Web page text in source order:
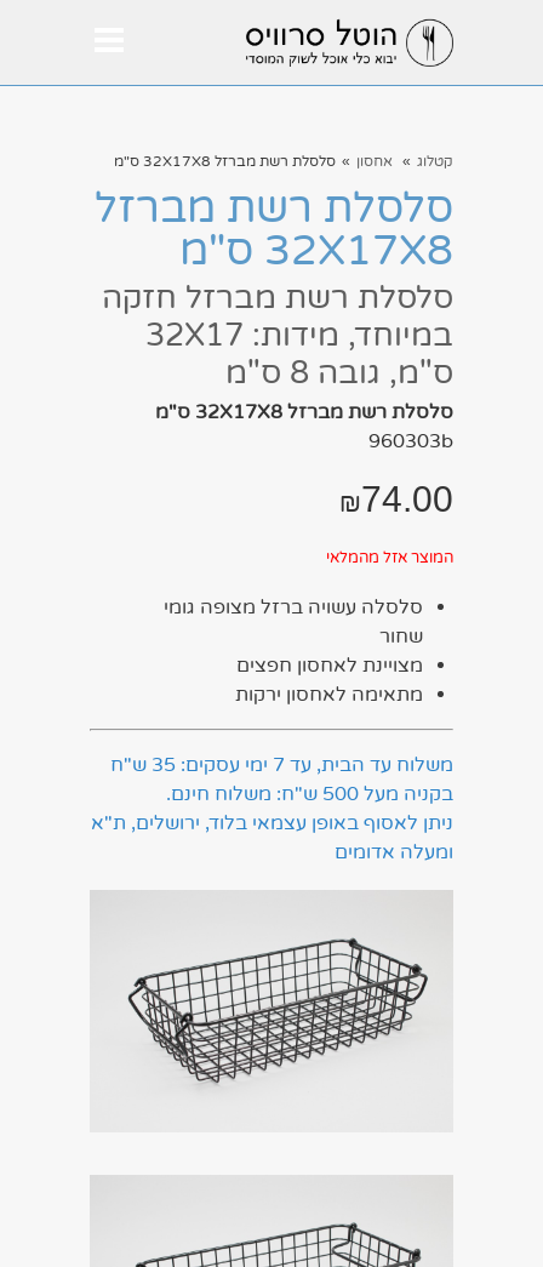
קטלוג » אחסון » סלסלת רשת מברזל 32X17X8 ס"מ
סלסלת רשת מברזל
32X17X8 ס"מ
סלסלת רשת מברזל חזקה
במיוחד, מידות: 32X17
ס"מ, גובה 8 ס"מ
סלסלת רשת מברזל 32X17X8 ס"מ
960303b
₪74.00
המוצר אזל מהמלאי
סלסלה עשויה ברזל מצופה גומי
שחור
מצויינת לאחסון חפצים
מתאימה לאחסון ירקות
משלוח עד הבית, עד 7 ימי עסקים: 35 ש"ח
בקניה מעל 500 ש"ח: משלוח חינם.
ניתן לאסוף באופן עצמאי בלוד, ירושלים, ת"א
ומעלה אדומים